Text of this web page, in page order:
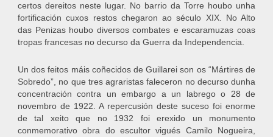
certos dereitos neste lugar. No barrio da Torre houbo unha
fortificación cuxos restos chegaron ao século XIX. No Alto
das Penizas houbo diversos combates e escaramuzas coas
tropas francesas no decurso da Guerra da Independencia.
Un dos feitos máis coñecidos de Guillarei son os “Mártires de
Sobredo”, no que tres agraristas faleceron no decurso dunha
concentración contra un embargo a un labrego o 28 de
novembro de 1922. A repercusión deste suceso foi enorme
de tal xeito que no 1932 foi erexido un monumento
conmemorativo obra do escultor vigués Camilo Nogueira,